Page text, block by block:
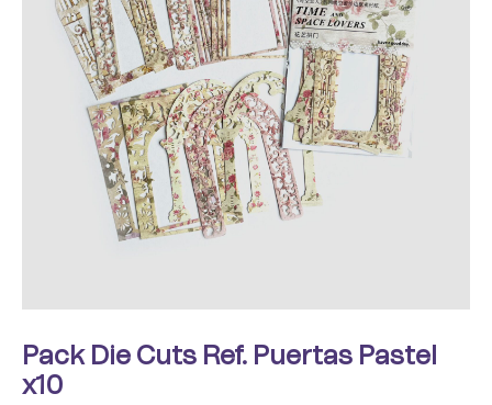
Pack Die Cuts Ref. Puertas Pastel
x10